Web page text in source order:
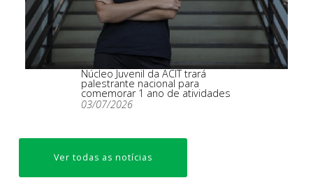
Núcleo Juvenil da ACIT trará
palestrante nacional para
comemorar 1 ano de atividades
03/07/2026
Ver todas as notícias